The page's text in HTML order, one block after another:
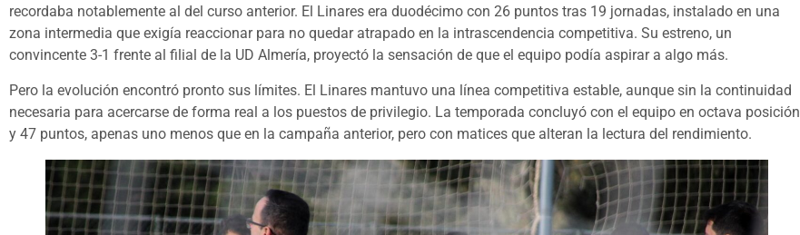
recordaba notablemente al del curso anterior. El Linares era duodécimo con 26 puntos tras 19 jornadas, instalado en una
zona intermedia que exigía reaccionar para no quedar atrapado en la intrascendencia competitiva. Su estreno, un
convincente 3-1 frente al filial de la UD Almería, proyectó la sensación de que el equipo podía aspirar a algo más.
Pero la evolución encontró pronto sus límites. El Linares mantuvo una línea competitiva estable, aunque sin la continuidad
necesaria para acercarse de forma real a los puestos de privilegio. La temporada concluyó con el equipo en octava posición
y 47 puntos, apenas uno menos que en la campaña anterior, pero con matices que alteran la lectura del rendimiento.